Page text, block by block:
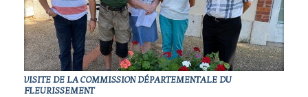
VISITE DE LA COMMISSION DÉPARTEMENTALE DU
FLEURISSEMENT